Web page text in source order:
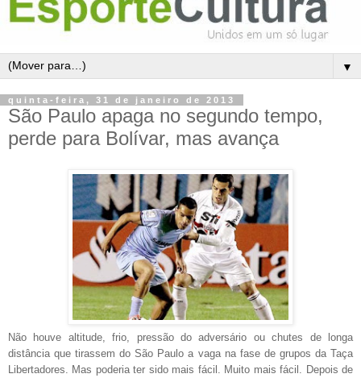
▼
quinta-feira, 31 de janeiro de 2013
São Paulo apaga no segundo tempo,
perde para Bolívar, mas avança
Não houve altitude, frio, pressão do adversário ou chutes de longa
distância que tirassem do São Paulo a vaga na fase de grupos da Taça
Libertadores. Mas poderia ter sido mais fácil. Muito mais fácil. Depois de